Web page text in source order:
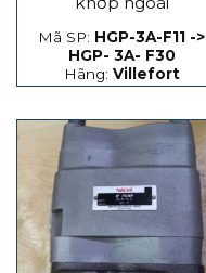
Mã SP: HGP-3A-F11 ->
HGP- 3A- F30
Hãng: Villefort